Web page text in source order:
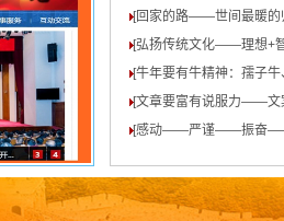
[回家的路——世间最暖的
[弘扬传统文化——理想+
[牛年要有牛精神：孺子
[文章要富有说服力——文
[感动——严谨——振奋